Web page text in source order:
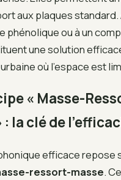
aux plaques
phénolique ou à un
une solution
où l’espace est
« Masse-
: la clé de
efficace repose
ressort-masse.